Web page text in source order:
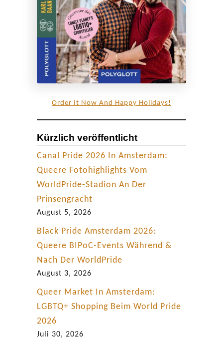
n
d
l
i
c
h
g
o
t
á
Order It Now And Happy Holidays!
Kürzlich veröffentlicht
Canal Pride 2026 In Amsterdam:
Queere Fotohighlights Vom
WorldPride-Stadion An Der
Prinsengracht
August 5, 2026
Black Pride Amsterdam 2026:
Queere BIPoC-Events Während &
Nach Der WorldPride
August 3, 2026
Queer Market In Amsterdam:
LGBTQ+ Shopping Beim World Pride
2026
Juli 30, 2026